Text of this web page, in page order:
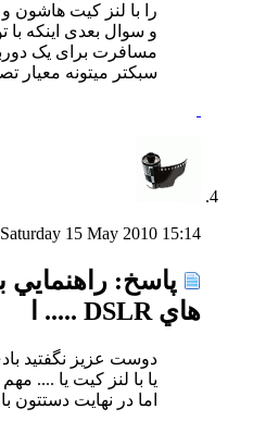
را با لنز کیت هاشون
و سوال بعدی اینکه با
سبکتر میتونه معیار
Saturday 15 May 2010 15:14
پاسخ: راهنمايي
هاي DSLR ..... ا
دوست عزيز نگفتيد
يا با لنز كيت يا ....
اما در نهايت دستتون